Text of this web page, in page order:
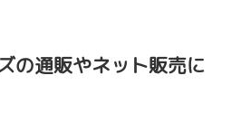
の通販やネット販売に